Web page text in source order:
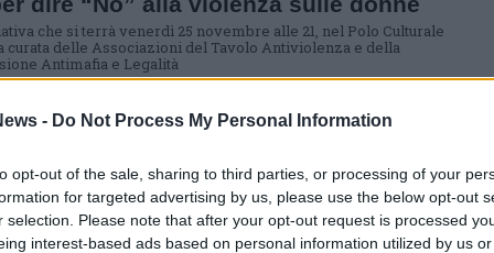
- Do Not Process My Personal Information
opt-out of the sale, sharing to third parties, or processing of your
for targeted advertising by us, please use the below opt-out
selection. Please note that after your opt-out request is processed
interest-based ads based on personal information utilized by us
che si terrà venerdì 25 novembre alle 21, nel Polo Culturale
curata delle Associazioni del Tavolo Antiviolenza e della
Antimafia e Legalità
a Canegrate
“CineSogni” inizierà giovedì 29 settembre con il film
con il tuo nome”. Il prossimo appuntamento a sorpresa sarà il